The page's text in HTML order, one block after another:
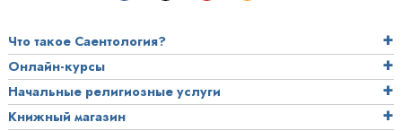
Что такое Саентология?
Онлайн-курсы
Начальные религиозные услуги
Книжный магазин